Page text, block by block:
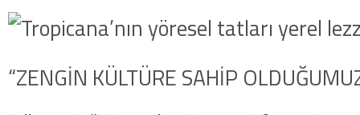
“ZENGİN KÜLTÜRE SAHİP